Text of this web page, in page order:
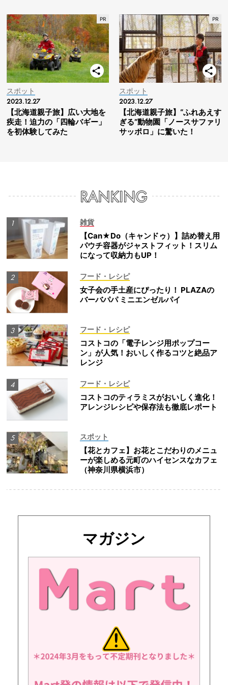
スポット
2023.12.27
【北海道親子旅】広い大地を
疾走！迫力の「四輪バギー」
を初体験してみた
スポット
2023.12.27
【北海道親子旅】“ふれあえす
ぎる”動物園「ノースサファリ
サッポロ」に驚いた！
雑貨
【Can★Do（キャンドゥ）】詰め替え用
パウチ容器がジャストフィット！スリム
になって収納力もUP！
フード・レシピ
女子会の手土産にぴったり！ PLAZAの
バーバパパ ミニエンゼルパイ
フード・レシピ
コストコの「電子レンジ用ポップコー
ン」が人気！おいしく作るコツと絶品ア
レンジ
フード・レシピ
コストコのティラミスがおいしく進化！
アレンジレシピや保存法も徹底レポート
スポット
【花とカフェ】お花とこだわりのメニュ
ーが楽しめる元町のハイセンスなカフェ
（神奈川県横浜市）
マガジン